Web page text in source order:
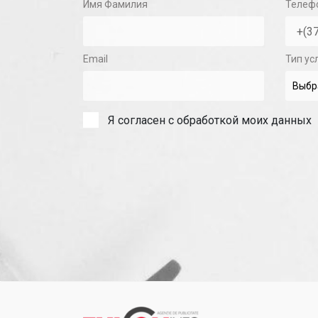
Имя Фамилия
Email Тип
Я согласен с обработкой моих данных